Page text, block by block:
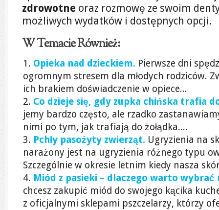
zdrowotne oraz rozmowę ze swoim
możliwych wydatków i dostępnych opcji.
W Temacie Również:
Opieka nad dzieckiem. Pierwsze dni
ogromnym stresem dla młodych rodziców.
ich brakiem doświadczenie w opiece...
Co dzieje się, gdy zupka chińska trafia
jemy bardzo często, ale rzadko
nimi po tym, jak trafiają do żołądka....
Pchły pasożyty zwierząt. Ugryzienia na
narażony jest na ugryzienia różnego typu
Szczególnie w okresie letnim kiedy nasza
Miód z pasieki – dlaczego warto wybrać
chcesz zakupić miód do swojego kącika
z oficjalnymi sklepami pszczelarzy, którzy